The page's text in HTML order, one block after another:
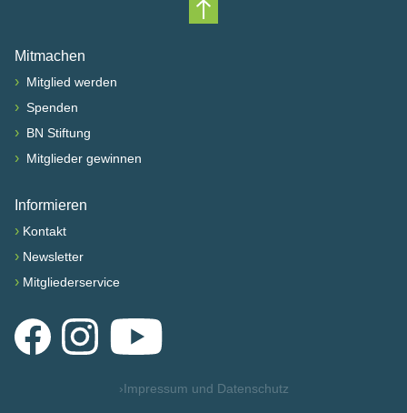
Nach oben scrollen
Mitmachen
› Mitglied werden
› Spenden
› BN Stiftung
› Mitglieder gewinnen
Informieren
› Kontakt
› Newsletter
› Mitgliederservice
FacebookInstagramYouTube
›Impressum und Datenschutz